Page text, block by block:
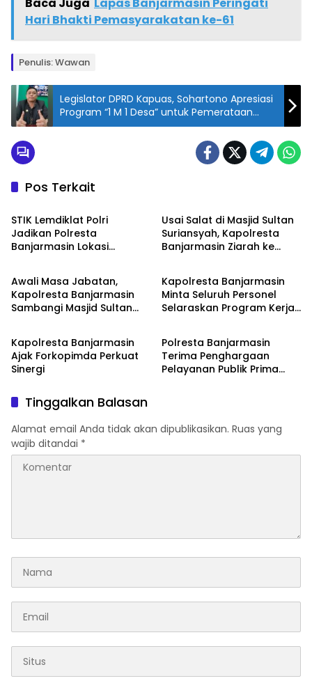
ts
A
p
p
Hari Bhakti Pemasyarakatan ke-61
Penulis: Wawan
Legislator DPRD Kapuas, Sohartono Apresiasi
Program “1 M 1 Desa” untuk Pemerataan
Pembangunan
Pos Terkait
Banjarmasin
STIK Lemdiklat Polri
Jadikan Polresta
Banjarmasin Lokasi
Usai Salat di Masjid Sultan
Suriansyah, Kapolresta
Banjarmasin Ziarah ke
Banjarmasin
Awali Masa Jabatan,
Kapolresta Banjarmasin
Sambangi Masjid Sultan
Banjarmasin
Kapolresta Banjarmasin
Minta Seluruh Personel
Selaraskan Program Kerja
Banjarmasin
Kapolresta Banjarmasin
Ajak Forkopimda Perkuat
Sinergi
Banjarmasin
Polresta Banjarmasin
Terima Penghargaan
Pelayanan Publik Prima
Tinggalkan Balasan
Alamat email Anda tidak akan dipublikasikan. Ruas yang
wajib ditandai *